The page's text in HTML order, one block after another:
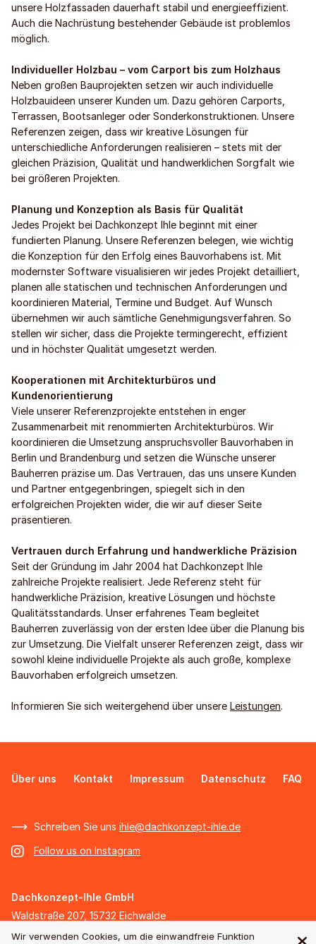
unsere Holzfassaden dauerhaft stabil und energieeffizient.
Auch die Nachrüstung bestehender Gebäude ist problemlos
möglich.
Individueller Holzbau – vom Carport bis zum Holzhaus
Neben großen Bauprojekten setzen wir auch individuelle
Holzbauideen unserer Kunden um. Dazu gehören Carports,
Terrassen, Bootsanleger oder Sonderkonstruktionen. Unsere
Referenzen zeigen, dass wir kreative Lösungen für
unterschiedliche Anforderungen realisieren – stets mit der
gleichen Präzision, Qualität und handwerklichen Sorgfalt wie
bei größeren Projekten.
Planung und Konzeption als Basis für Qualität
Jedes Projekt bei Dachkonzept Ihle beginnt mit einer
fundierten Planung. Unsere Referenzen belegen, wie wichtig
die Konzeption für den Erfolg eines Bauvorhabens ist. Mit
modernster Software visualisieren wir jedes Projekt detailliert,
planen alle statischen und technischen Anforderungen und
koordinieren Material, Termine und Budget. Auf Wunsch
übernehmen wir auch sämtliche Genehmigungsverfahren. So
stellen wir sicher, dass die Projekte termingerecht, effizient
und in höchster Qualität umgesetzt werden.
Kooperationen mit Architekturbüros und
Kundenorientierung
Viele unserer Referenzprojekte entstehen in enger
Zusammenarbeit mit renommierten Architekturbüros. Wir
koordinieren die Umsetzung anspruchsvoller Bauvorhaben in
Berlin und Brandenburg und setzen die Wünsche unserer
Bauherren präzise um. Das Vertrauen, das uns unsere Kunden
und Partner entgegenbringen, spiegelt sich in den
erfolgreichen Projekten wider, die wir auf dieser Seite
präsentieren.
Vertrauen durch Erfahrung und handwerkliche Präzision
Seit der Gründung im Jahr 2004 hat Dachkonzept Ihle
zahlreiche Projekte realisiert. Jede Referenz steht für
handwerkliche Präzision, kreative Lösungen und höchste
Qualitätsstandards. Unser erfahrenes Team begleitet
Bauherren zuverlässig von der ersten Idee über die Planung bis
zur Umsetzung. Die Vielfalt unserer Referenzen zeigt, dass wir
sowohl kleine individuelle Projekte als auch große, komplexe
Bauvorhaben erfolgreich umsetzen.
Informieren Sie sich weitergehend über unsere Leistungen.
Über uns Kontakt Impressum Datenschutz FAQ
Schreiben Sie uns ihle@dachkonzept-ihle.de
Follow us on Instagram
Dachkonzept-Ihle GmbH
Waldstraße 207, 15732 Eichwalde
Telefon +49 (30) 818 294 86
Wir verwenden Cookies, um die einwandfreie Funktion